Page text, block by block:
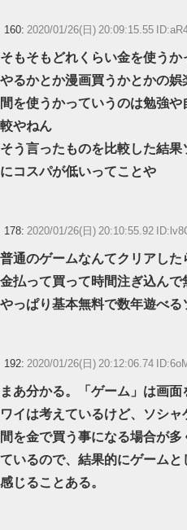
160: 2020/01/26(日) 20:09:15.55
そもそもどれくらい金を使う
やるかとか漫画買うかとかの
間を使うかっていうのは勉強
較やねん
そう言ったものを比較した結
にコスパが低いってことや
178: 2020/01/26(日) 20:10:55.92
普通のゲームなんてクリアした
金払って買って時間注ぎ込んで
やっぱり基本無料で数年遊べる
192: 2020/01/26(日) 20:12:06.74
まあ分かる。「ゲーム」は画
ワイは考えているけど、ソシ
間を金で買う事になる場合が
ているので、結果的にゲーム
感じることある。